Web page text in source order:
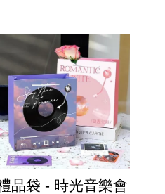
品袋 - 時光音樂會